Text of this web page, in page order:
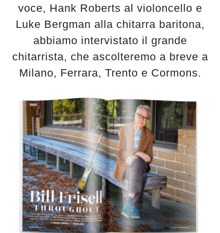
voce, Hank Roberts al violoncello e
Luke Bergman alla chitarra baritona,
abbiamo intervistato il grande
chitarrista, che ascolteremo a breve a
Milano, Ferrara, Trento e Cormons.